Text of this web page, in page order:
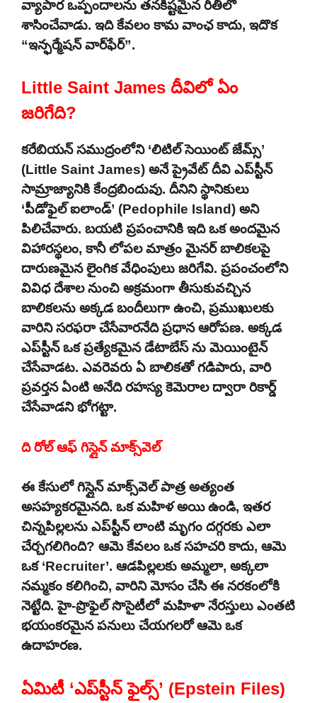
వ్యాపార ఒప్పందాలను తనకిష్టమైన రీతిలో
శాసించేవాడు. ఇది కేవలం కామ వాంఛ కాదు, ఇదొక
“ఇన్ఫర్మేషన్ వార్‌ఫేర్”.
Little Saint James దీవిలో ఏం
జరిగేది?
కరేబియన్ సముద్రంలోని ‘లిటిల్ సెయింట్ జేమ్స్’
(Little Saint James) అనే ప్రైవేట్ దీవి ఎప్‌స్టీన్
సామ్రాజ్యానికి కేంద్రబిందువు. దీనిని స్థానికులు
‘పీడోఫైల్ ఐలాండ్’ (Pedophile Island) అని
పిలిచేవారు. బయటి ప్రపంచానికి ఇది ఒక అందమైన
విహారస్థలం, కానీ లోపల మాత్రం మైనర్ బాలికలపై
దారుణమైన లైంగిక వేధింపులు జరిగేవి. ప్రపంచంలోని
వివిధ దేశాల నుంచి అక్రమంగా తీసుకువచ్చిన
బాలికలను అక్కడ బందీలుగా ఉంచి, ప్రముఖులకు
వారిని సరఫరా చేసేవారనేది ప్రధాన ఆరోపణ. అక్కడ
ఎప్‌స్టీన్ ఒక ప్రత్యేకమైన డేటాబేస్ ను మెయింటైన్
చేసేవాడట. ఎవరెవరు ఏ బాలికతో గడిపారు, వారి
ప్రవర్తన ఏంటి అనేది రహస్య కెమెరాల ద్వారా రికార్డ్
చేసేవాడని భోగట్టా.
ది రోల్ ఆఫ్ గిస్లైన్ మాక్స్‌వెల్
ఈ కేసులో గిస్లైన్ మాక్స్‌వెల్ పాత్ర అత్యంత
అసహ్యకరమైనది. ఒక మహిళ అయి ఉండి, ఇతర
చిన్నపిల్లలను ఎప్‌స్టీన్ లాంటి మృగం దగ్గరకు ఎలా
చేర్చగలిగింది? ఆమె కేవలం ఒక సహచరి కాదు, ఆమె
ఒక ‘Recruiter’. ఆడపిల్లలకు అమ్మలా, అక్కలా
నమ్మకం కలిగించి, వారిని మోసం చేసి ఈ నరకంలోకి
నెట్టేది. హై-ప్రొఫైల్ సొసైటీలో మహిళా నేరస్తులు ఎంతటి
భయంకరమైన పనులు చేయగలరో ఆమె ఒక
ఉదాహరణ.
ఏమిటీ ‘ఎప్‌స్టీన్ ఫైల్స్’ (Epstein Files)